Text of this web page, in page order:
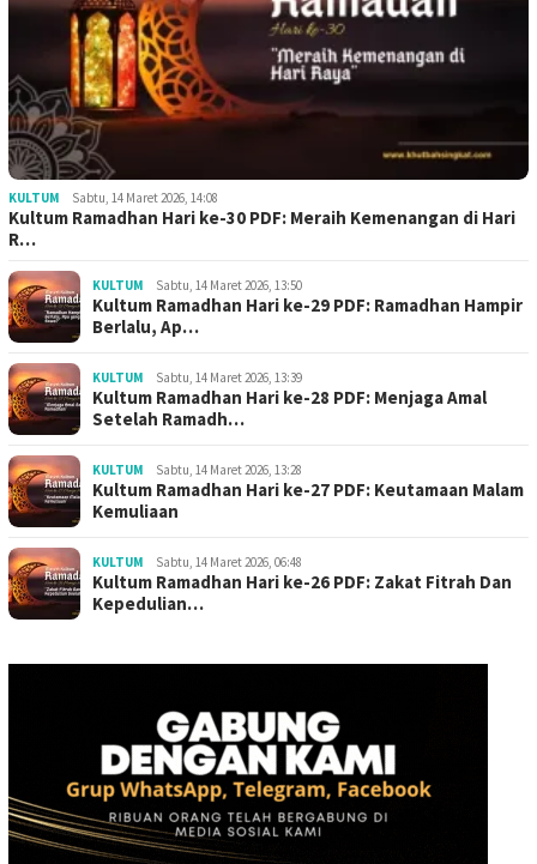
KULTUM Sabtu, 14 Maret 2026, 14:08
Kultum Ramadhan Hari ke-30 PDF: Meraih Kemenangan di Hari
R…
KULTUM Sabtu, 14 Maret 2026, 13:50
Kultum Ramadhan Hari ke-29 PDF: Ramadhan Hampir
Berlalu, Ap…
KULTUM Sabtu, 14 Maret 2026, 13:39
Kultum Ramadhan Hari ke-28 PDF: Menjaga Amal
Setelah Ramadh…
KULTUM Sabtu, 14 Maret 2026, 13:28
Kultum Ramadhan Hari ke-27 PDF: Keutamaan Malam
Kemuliaan
KULTUM Sabtu, 14 Maret 2026, 06:48
Kultum Ramadhan Hari ke-26 PDF: Zakat Fitrah Dan
Kepedulian…